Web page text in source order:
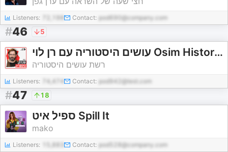
Listeners: Contact: pod690@company.com
#46 5
עושים היסטוריה עם רן לוי Osim Historia With Ran Levi
רשת עושים היסטוריה
Listeners: 74,474 Contact: pod942@test.com
#47 18
ספיל איט Spill It
mako
Listeners: Contact: pod528@company.com